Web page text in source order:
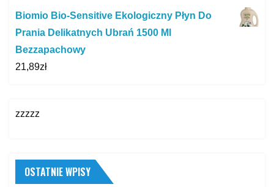
Biomio Bio-Sensitive Ekologiczny Płyn Do
Prania Delikatnych Ubrań 1500 Ml
Bezzapachowy
21,89zł
zzzzz
OSTATNIE WPISY